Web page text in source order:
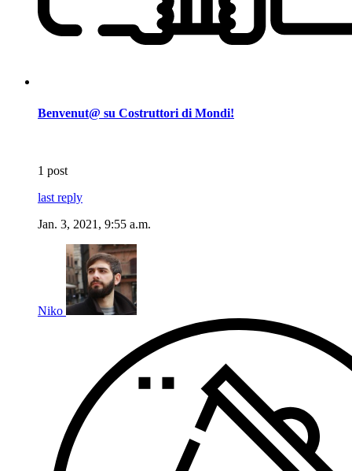
Benvenut@ su Costruttori di Mondi!
1 post
last reply
Jan. 3, 2021, 9:55 a.m.
Niko